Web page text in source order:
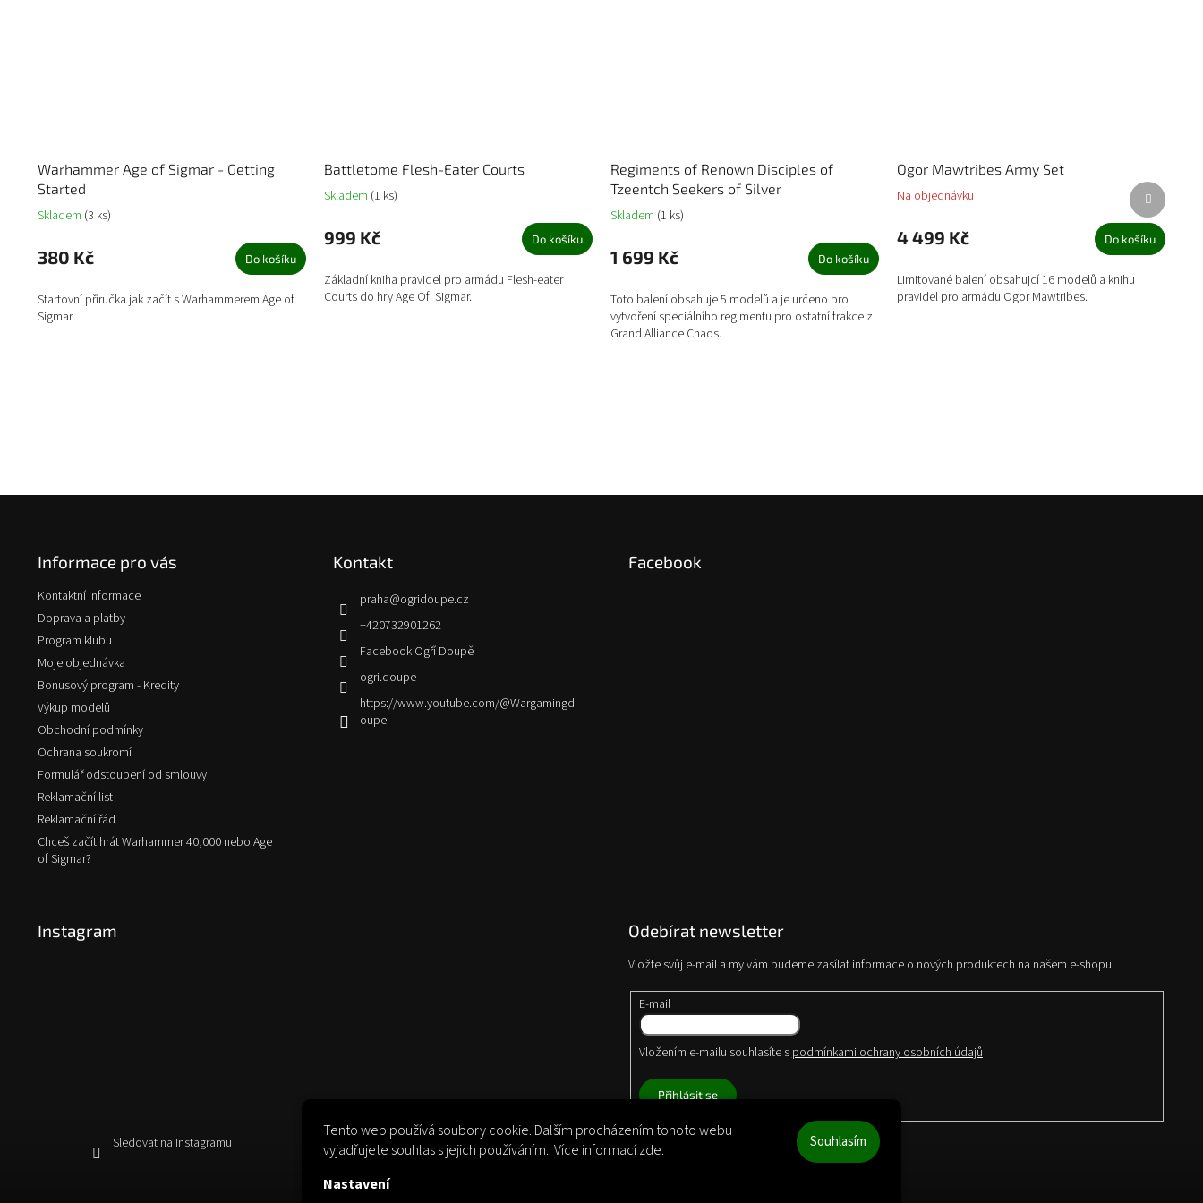
Tento web používá soubory cookie. Dalším procházením tohoto webu
vyjadřujete souhlas s jejich používáním.. Více informacízde.
Nastavení
Souhlasím
Warhammer Age of Sigmar - Getting
Started
Skladem (3 ks)
380 Kč Do košíku
Startovní příručka jak začít s Warhammerem Age of
Sigmar.
Battletome Flesh-Eater Courts
Skladem (1 ks)
999 Kč Do košíku
Základní kniha pravidel pro armádu Flesh-eater
Courts do hry Age Of Sigmar.
Regiments of Renown Disciples of
Tzeentch Seekers of Silver
Skladem (1 ks)
1 699 Kč Do košíku
Toto balení obsahuje 5 modelů a je určeno pro
vytvoření speciálního regimentu pro ostatní frakce z
Grand Alliance Chaos.
Ogor Mawtribes Army Set
Na objednávku
4 499 Kč Do košíku
Limitované balení obsahujcí 16 modelů a knihu
pravidel pro armádu Ogor Mawtribes.
Další
produkt
Informace pro vás
Kontaktní informace
Doprava a platby
Program klubu
Moje objednávka
Bonusový program - Kredity
Výkup modelů
Obchodní podmínky
Ochrana soukromí
Formulář odstoupení od smlouvy
Reklamační list
Reklamační řád
Chceš začít hrát Warhammer 40,000 nebo Age
of Sigmar?
Kontakt
praha@ogridoupe.cz
+420732901262
Facebook Ogří Doupě
ogri.doupe
https://www.youtube.com/@Wargamingd
oupe
Facebook
Instagram
Sledovat na Instagramu
Odebírat newsletter
Vložte svůj e-mail a my vám budeme zasílat informace o nových produktech na našem e-shopu.
E-mail
Vložením e-mailu souhlasíte spodmínkami ochrany osobních údajů
Přihlásit se